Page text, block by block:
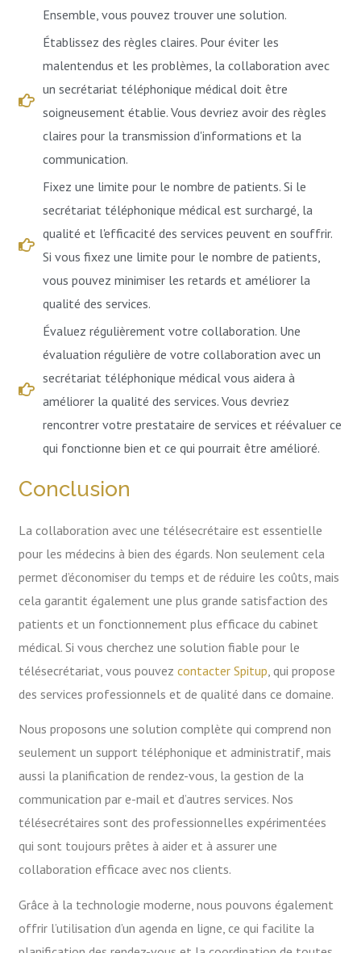
Ensemble, vous pouvez trouver une solution.
Établissez des règles claires. Pour éviter les
malentendus et les problèmes, la collaboration avec
un secrétariat téléphonique médical doit être
soigneusement établie. Vous devriez avoir des règles
claires pour la transmission d'informations et la
communication.
Fixez une limite pour le nombre de patients. Si le
secrétariat téléphonique médical est surchargé, la
qualité et l'efficacité des services peuvent en souffrir.
Si vous fixez une limite pour le nombre de patients,
vous pouvez minimiser les retards et améliorer la
qualité des services.
Évaluez régulièrement votre collaboration. Une
évaluation régulière de votre collaboration avec un
secrétariat téléphonique médical vous aidera à
améliorer la qualité des services. Vous devriez
rencontrer votre prestataire de services et réévaluer ce
qui fonctionne bien et ce qui pourrait être amélioré.
Conclusion
La collaboration avec une télésecrétaire est essentielle
pour les médecins à bien des égards. Non seulement cela
permet d’économiser du temps et de réduire les coûts, mais
cela garantit également une plus grande satisfaction des
patients et un fonctionnement plus efficace du cabinet
médical. Si vous cherchez une solution fiable pour le
télésecrétariat, vous pouvezcontacter Spitup , qui propose
des services professionnels et de qualité dans ce domaine.
Nous proposons une solution complète qui comprend non
seulement un support téléphonique et administratif, mais
aussi la planification de rendez-vous, la gestion de la
communication par e-mail et d’autres services. Nos
télésecrétaires sont des professionnelles expérimentées
qui sont toujours prêtes à aider et à assurer une
collaboration efficace avec nos clients.
Grâce à la technologie moderne, nous pouvons également
offrir l’utilisation d’un agenda en ligne, ce qui facilite la